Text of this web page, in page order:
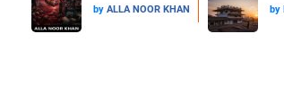
by ALLA NOOR KHAN by